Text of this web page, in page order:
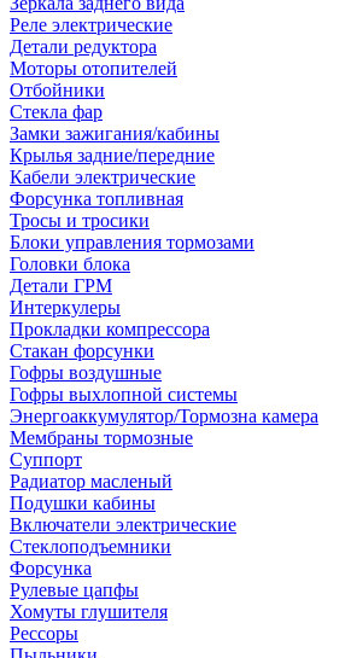
Реле электрические
Детали редуктора
Моторы отопителей
Отбойники
Стекла фар
Замки зажигания/кабины
Крылья задние/передние
Кабели электрические
Форсунка топливная
Тросы и тросики
Блоки управления тормозами
Головки блока
Детали ГРМ
Интеркулеры
Прокладки компрессора
Стакан форсунки
Гофры воздушные
Гофры выхлопной системы
Энергоаккумулятор/Тормозна камера
Мембраны тормозные
Суппорт
Радиатор масленый
Подушки кабины
Включатели электрические
Стеклоподъемники
Форсунка
Рулевые цапфы
Хомуты глушителя
Рессоры